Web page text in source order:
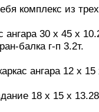
комплекс из
ангара 30 х 45 х
балка г-п 3.2т.
ангара 12 х
18 х 15 х